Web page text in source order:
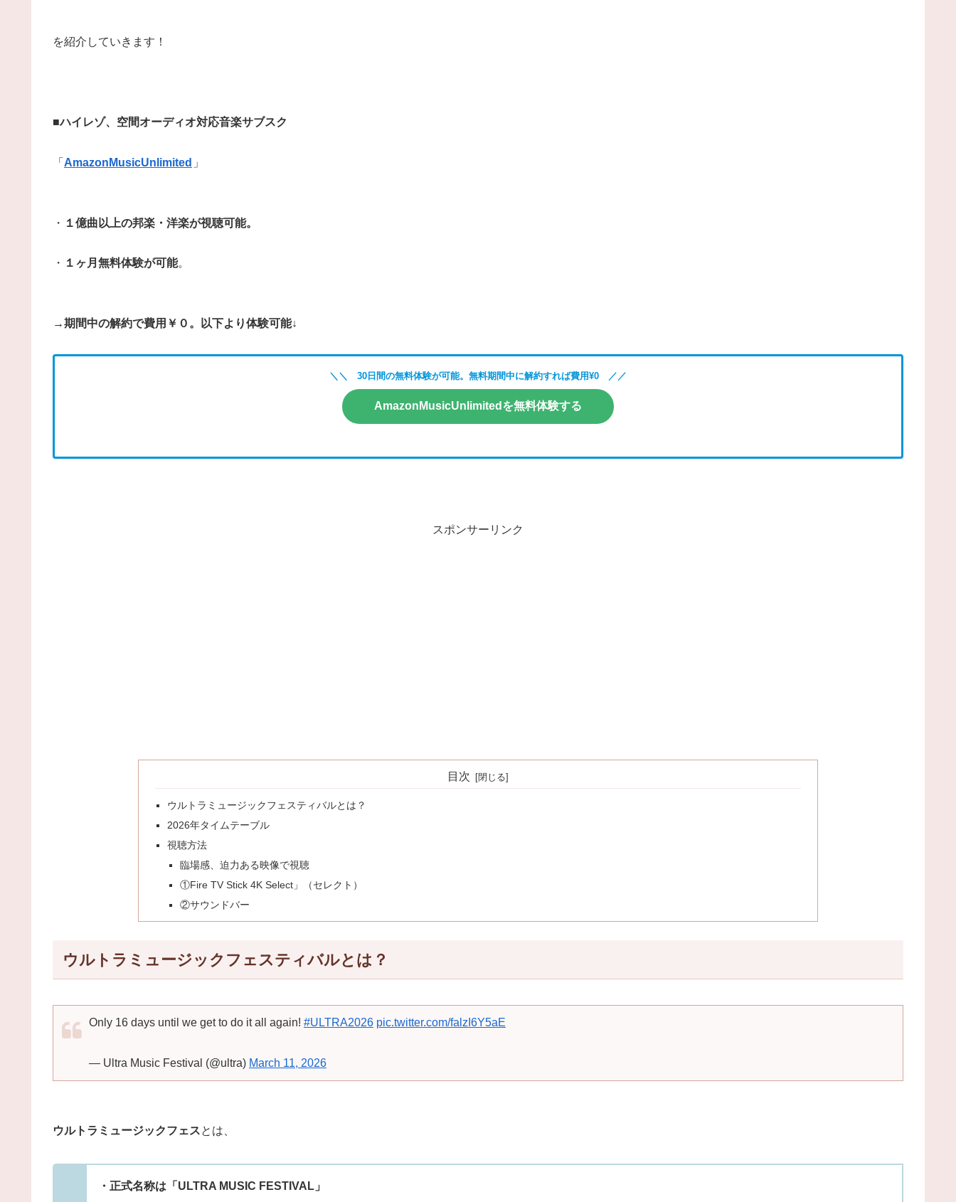
を紹介していきます！
■ハイレゾ、空間オーディオ対応音楽サブスク
「 AmazonMusicUnlimited 」
・ １億曲以上の邦楽・洋楽が視聴可能。
・ １ヶ月無料体験が可能。
→期間中の解約で費用￥０。以下より体験可能↓
＼＼ 30日間の無料体験が可能。無料期間中に解約すれば費用¥0 ／／
AmazonMusicUnlimitedを無料体験する
スポンサーリンク
目次
ウルトラミュージックフェスティバルとは？
2026年タイムテーブル
視聴方法
臨場感、迫力ある映像で視聴
①Fire TV Stick 4K Select」（セレクト）
②サウンドバー
ウルトラミュージックフェスティバルとは？
Only 16 days until we get to do it all again! #ULTRA2026 pic.twitter.com/falzI6Y5aE
— Ultra Music Festival (@ultra) March 11, 2026
ウルトラミュージックフェスとは、
・正式名称は「ULTRA MUSIC FESTIVAL」